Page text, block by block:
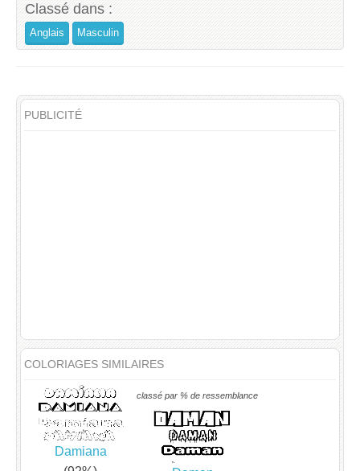
Classé dans :
Anglais Masculin
PUBLICITÉ
COLORIAGES SIMILAIRES
classé par % de ressemblance
Damiana